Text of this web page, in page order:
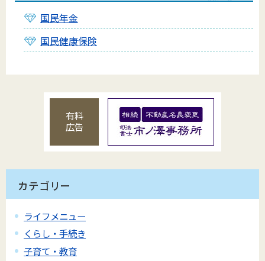
国民年金
国民健康保険
有料
広告
カテゴリー
ライフメニュー
くらし・手続き
子育て・教育